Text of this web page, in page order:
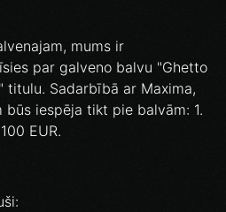
mums ir
par galveno balvu "Ghetto
titulu. Sadarbībā ar Maxima,
būs iespēja tikt pie balvām: 1.
EUR.